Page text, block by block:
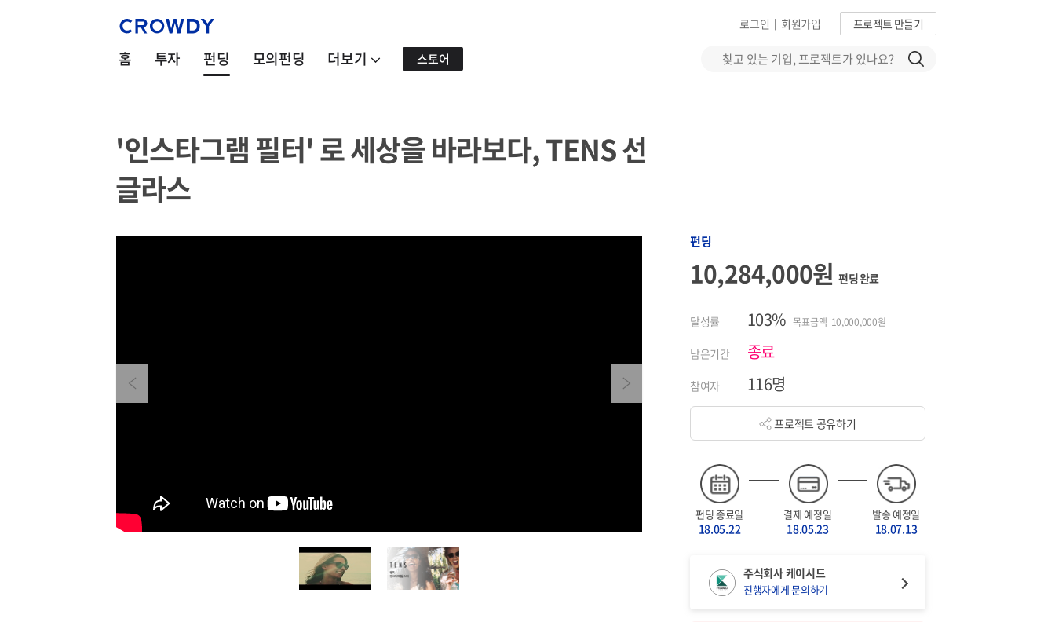
프로젝트 만들기
회원가입
|
로그인
홈 투자 펀딩 모의펀딩 더보기 스토어
'인스타그램 필터' 로 세상을 바라보다, TENS 선
글라스
Previous Next
펀딩
10,284,000원펀딩 완료
달성률 103% 목표금액 10,000,000원
남은기간 종료
참여자 116명
프로젝트 공유하기
펀딩 종료일
18.05.22
결제 예정일
18.05.23
발송 예정일
18.07.13
주식회사 케이시드
진행자에게 문의하기